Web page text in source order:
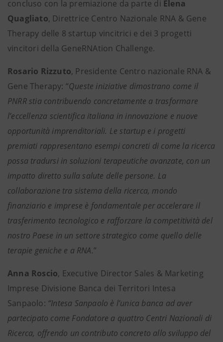
concluso con la premiazione da parte di Elena
Quagliato, Direttrice Centro Nazionale RNA & Gene
Therapy delle 8 startup vincitrici e dei 3 progetti
vincitori della GeneRNAtion Challenge.
Rosario Rizzuto, Presidente Centro nazionale RNA &
Gene Therapy: “Queste iniziative dimostrano come il
PNRR stia contribuendo concretamente a trasformare
l’eccellenza scientifica italiana in innovazione e nuove
opportunità imprenditoriali. Le startup e i progetti
premiati rappresentano esempi concreti di come la ricerca
possa tradursi in soluzioni terapeutiche avanzate, con un
impatto diretto sulla salute delle persone. La
collaborazione tra sistema della ricerca, mondo
finanziario e imprese è fondamentale per accelerare il
trasferimento tecnologico e rafforzare la competitività del
nostro Paese in un settore strategico come quello delle
terapie geniche e a RNA.”
Anna Roscio, Executive Director Sales & Marketing
Imprese Divisione Banca dei Territori Intesa
Sanpaolo: “Intesa Sanpaolo è l’unica banca ad aver
partecipato come Fondatore a quattro Centri Nazionali di
Ricerca, offrendo un contributo concreto allo sviluppo del